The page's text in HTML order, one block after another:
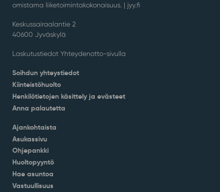
omistama liiketoimintakokonaisuus. | jyy.fi
Keskussairaalantie 2
40600 Jyväskylä
Laskutustiedot Yhteydenotto-sivulla
Soihdun yhteystiedot
Kiinteistöhuolto
Henkilötietojen käsittely ja evästeet
Anna palautetta
Ajankohtaista
Asukassivu
Ohjepankki
Huoltopyyntö
Hae asuntoa
Vastuullisuus